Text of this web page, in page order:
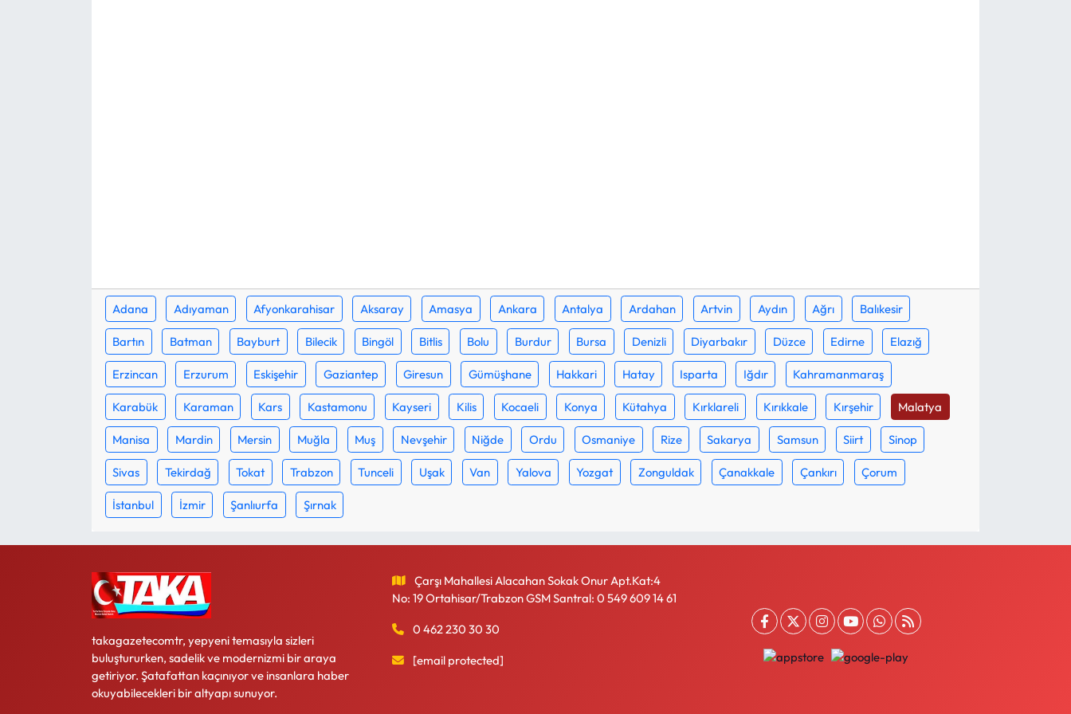
Adana Adıyaman Afyonkarahisar Aksaray Amasya Ankara Antalya Ardahan Artvin Aydın Ağrı Balıkesir
Bartın Batman Bayburt Bilecik Bingöl Bitlis Bolu Burdur Bursa Denizli Diyarbakır Düzce Edirne Elazığ
Erzincan Erzurum Eskişehir Gaziantep Giresun Gümüşhane Hakkari Hatay Isparta Iğdır Kahramanmaraş
Karabük Karaman Kars Kastamonu Kayseri Kilis Kocaeli Konya Kütahya Kırklareli Kırıkkale Kırşehir Malatya
Manisa Mardin Mersin Muğla Muş Nevşehir Niğde Ordu Osmaniye Rize Sakarya Samsun Siirt Sinop
Sivas Tekirdağ Tokat Trabzon Tunceli Uşak Van Yalova Yozgat Zonguldak Çanakkale Çankırı Çorum
İstanbul İzmir Şanlıurfa Şırnak
takagazetecomtr, yepyeni temasıyla sizleri
buluştururken, sadelik ve modernizmi bir araya
getiriyor. Şatafattan kaçınıyor ve insanlara haber
okuyabilecekleri bir altyapı sunuyor.
Çarşı Mahallesi Alacahan Sokak Onur Apt.Kat:4
No: 19 Ortahisar/Trabzon GSM Santral: 0 549 609 14 61
0 462 230 30 30
[email protected]
Spor Yazıları
Mektup Galeri